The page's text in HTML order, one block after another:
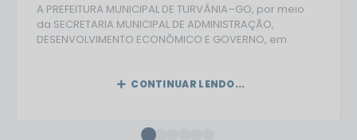
A PREFEITURA MUNICIPAL DE TURVÂNIA–GO, por meio
da SECRETARIA MUNICIPAL DE ADMINISTRAÇÃO,
DESENVOLVIMENTO ECONÔMICO E GOVERNO, em
(Lei de Responsabilidade Fiscal – LRF), torna pública a
CONTINUAR LENDO...